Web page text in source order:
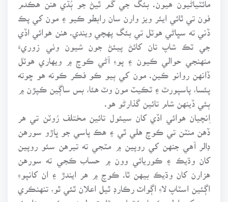
فون تي ٿائي ايئر ويز وارن سان رابطو ڪيو ۽ مون کي پڪ
ڏني ته سڀاڻي هوٽل تي بئگ پهچي ويندي. هنن هوائي اڏي
جي ٽڪ شاپ تان کائڻ پيئڻ جون شيون وٺي زوريءَ
منهنجي حوالي ڪيون ۽ پوءِ آڻي ڪوچ ۾ ويهاري هوٽل
ڏانهن روانو ڪين. مون کي ٻيو ڪو فڪر ڪونه هو ڇوته
پئسا، پاسپورٽ ۽ ٽڪيٽ مون وٽ هئا، بس ساڳين ڪپڙن ۾
ٻئي ڏينهن شام تائين گذارڻو هو.
اِنچيان هوائي اڏي کان سيئول تائين مختلف رُوٽن تي هر
ڏهن منٽن تي ڪوچ هلي ٿي ۽ هڪ پاسي جو ڀاڙو سورهن
ڊالر آهي جنهن کي روپين ۾ مٽجي ته تيرهن سئو روپين
کان وڌيڪ ۽ ڪوريائي وون ۾ حساب ڪجي ته سورهن
هزارن کان وڌيڪ بيهن ٿا. ڪوچ ۾ هر ايندڙ ۽ ان کانپوءِ
اڳئين اسٽاپ لاءِ اڳواٽ رڪارڊ ٿيل اعلان ٿئي ٿو، تنهنڪري
مون کي اولمپڪ پارڪٽيل هوٽل تي لهڻ ۾ ڪو مسئلو نه